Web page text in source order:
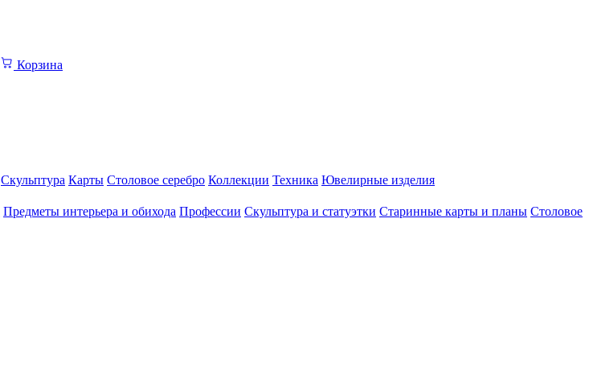
Корзина
Скульптура Карты Столовое серебро Коллекции Техника Ювелирные изделия
Предметы интерьера и обихода Профессии Скульптура и статуэтки Старинные карты и планы Столовое